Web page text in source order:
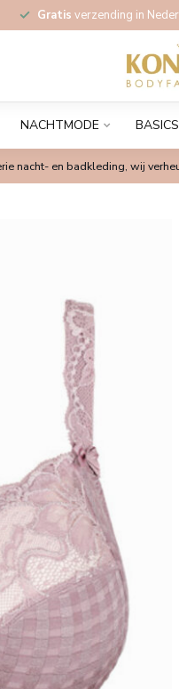
Gratis verzending in
NACHTMODE BASICS
nacht- en badkleding, wij